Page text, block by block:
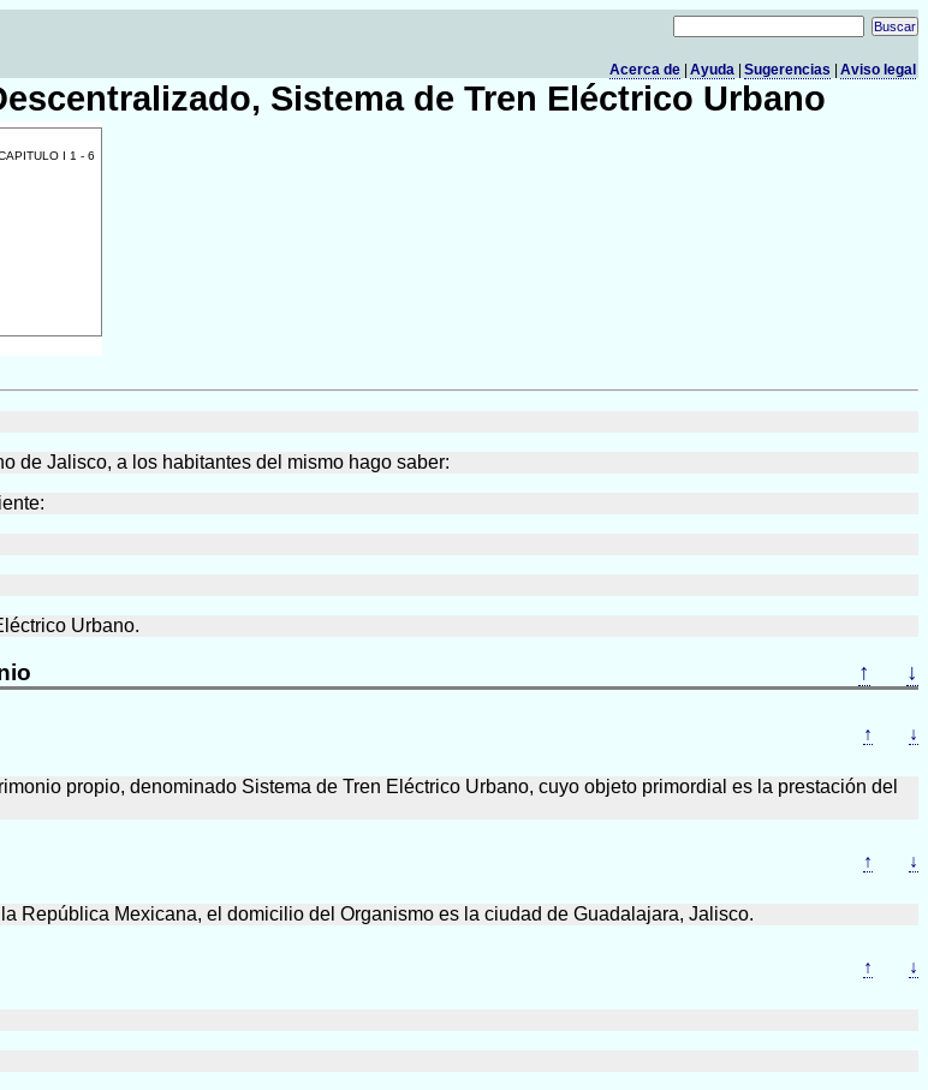
Aviso legal
Sugerencias
Ayuda
Acerca de
Sistema de Tren Eléctrico Urbano
I 1 - 6
de Jalisco, a los habitantes del mismo hago saber:
Urbano.
↑ ↓
↑ ↓
propio, denominado Sistema de Tren Eléctrico Urbano, cuyo objeto primordial es la prestación del
↑ ↓
República Mexicana, el domicilio del Organismo es la ciudad de Guadalajara, Jalisco.
↑ ↓